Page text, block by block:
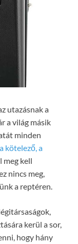
utazásnak a
a világ másik
minden
kötelező, a
meg kell
nincs meg,
a reptéren.
kerül a sor,
hogy hány